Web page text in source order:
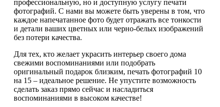
профессиональную, но и доступную услугу печати
фотографий. С нами вы можете быть уверены в том, что
каждое напечатанное фото будет отражать все тонкости
и детали ваших цветных или черно-белых изображений
без потери качества.
Для тех, кто желает украсить интерьер своего дома
свежими воспоминаниями или подобрать
оригинальный подарок близким, печать фотографий 10
на 15 – идеальное решение. Не упустите возможность
сделать заказ прямо сейчас и насладиться
воспоминаниями в высоком качестве!